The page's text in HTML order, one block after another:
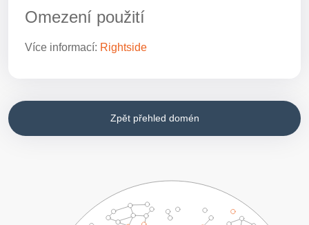
Omezení použití
Více informací: Rightside
Zpět přehled domén